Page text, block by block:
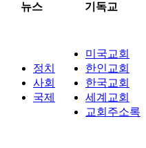
뉴스
기독교
정치
사회
국제
미국교회
한인교회
한국교회
세계교회
교회주소록